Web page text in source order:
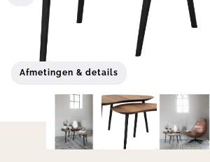
Afmetingen & details